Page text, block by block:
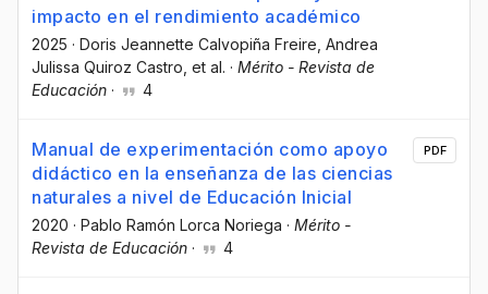
impacto en el rendimiento académico
2025 · Doris Jeannette Calvopiña Freire , Andrea
Julissa Quiroz Castro , et al. · Mérito - Revista de
Educación · 4
Manual de experimentación como apoyo
didáctico en la enseñanza de las ciencias
naturales a nivel de Educación Inicial
2020 · Pablo Ramón Lorca Noriega · Mérito -
Revista de Educación · 4
PDF